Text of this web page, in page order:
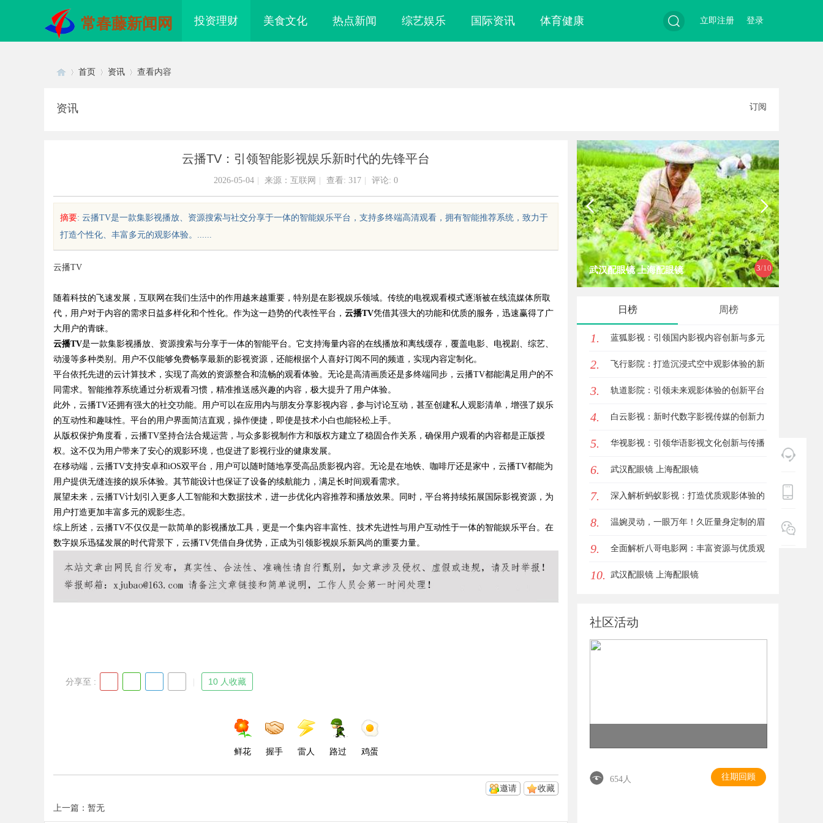
常春藤新闻网 投资理财 美食文化 热点新闻 综艺娱乐 国际资讯 体育健康
索
登录
立即注册
uz
!
首页 资讯 查看内容
资讯 订阅
云播TV：引领智能影视娱乐新时代的先锋平台
2026-05-04 来源：互联网 查看: 317 评论: 0
摘要: 云播TV是一款集影视播放、资源搜索与社交分享于一体的智能娱乐平台，支持多终端高清观看，拥有智能推荐系统，致力于
打造个性化、丰富多元的观影体验。......
云播TV
随着科技的飞速发展，互联网在我们生活中的作用越来越重要，特别是在影视娱乐领域。传统的电视观看模式逐渐被在线流媒体所取
代，用户对于内容的需求日益多样化和个性化。作为这一趋势的代表性平台， 云播TV凭借其强大的功能和优质的服务，迅速赢得了广
大用户的青睐。
云播TV是一款集影视播放、资源搜索与分享于一体的智能平台。它支持海量内容的在线播放和离线缓存，覆盖电影、电视剧、综艺、
动漫等多种类别。用户不仅能够免费畅享最新的影视资源，还能根据个人喜好订阅不同的频道，实现内容定制化。
平台依托先进的云计算技术，实现了高效的资源整合和流畅的观看体验。无论是高清画质还是多终端同步，云播TV都能满足用户的不
同需求。智能推荐系统通过分析观看习惯，精准推送感兴趣的内容，极大提升了用户体验。
此外，云播TV还拥有强大的社交功能。用户可以在应用内与朋友分享影视内容，参与讨论互动，甚至创建私人观影清单，增强了娱乐
的互动性和趣味性。平台的用户界面简洁直观，操作便捷，即使是技术小白也能轻松上手。
从版权保护角度看，云播TV坚持合法合规运营，与众多影视制作方和版权方建立了稳固合作关系，确保用户观看的内容都是正版授
权。这不仅为用户带来了安心的观影环境，也促进了影视行业的健康发展。
在移动端，云播TV支持安卓和iOS双平台，用户可以随时随地享受高品质影视内容。无论是在地铁、咖啡厅还是家中，云播TV都能为
用户提供无缝连接的娱乐体验。其节能设计也保证了设备的续航能力，满足长时间观看需求。
展望未来，云播TV计划引入更多人工智能和大数据技术，进一步优化内容推荐和播放效果。同时，平台将持续拓展国际影视资源，为
用户打造更加丰富多元的观影生态。
综上所述，云播TV不仅仅是一款简单的影视播放工具，更是一个集内容丰富性、技术先进性与用户互动性于一体的智能娱乐平台。在
数字娱乐迅猛发展的时代背景下，云播TV凭借自身优势，正成为引领影视娱乐新风尚的重要力量。
分享至 : 10 人收藏
鲜花 握手 雷人 路过 鸡蛋
收藏
邀请
上一篇：暂无
3/10
眼镜 上海配眼镜
发体系全解析
武汉配眼镜 上海配眼镜
日榜 周榜
1. 蓝狐影视：引领国内影视内容创新与多元
化发展的先锋力量
2. 飞行影院：打造沉浸式空中观影体验的新
革命
3. 轨道影院：引领未来观影体验的创新平台
4. 白云影视：新时代数字影视传媒的创新力
量
5. 华视影视：引领华语影视文化创新与传播
的新力量
6. 武汉配眼镜 上海配眼镜
7. 深入解析蚂蚁影视：打造优质观影体验的
领先平台
8. 温婉灵动，一眼万年！久匠量身定制的眉
眼唇，才是你整张脸的点睛之笔！淡颜系
女生的气质加分项
9. 全面解析八哥电影网：丰富资源与优质观
影体验的终极指南
10. 武汉配眼镜 上海配眼镜
社区活动
654人 往期回顾